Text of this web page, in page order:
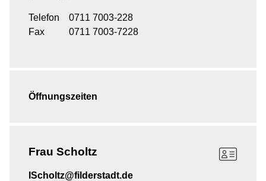
Telefon
0711 7003-228
Fax
0711 7003-7228
Öffnungszeiten
Frau Scholtz
IScholtz@filderstadt.de